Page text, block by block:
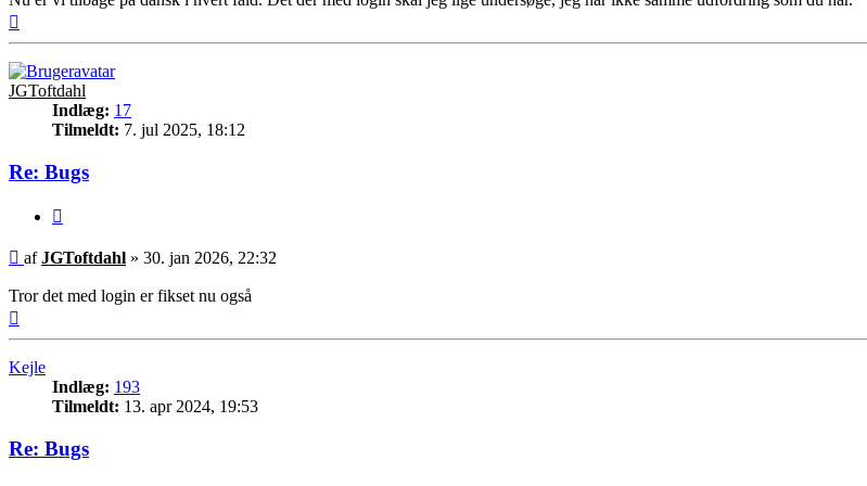
JGToftdahl
Indlæg: 17
Tilmeldt: 7. jul 2025, 18:12
Re: Bugs
Indlæg
afJGToftdahl » 30. jan 2026, 22:32
Tror det med login er fikset nu også
Kejle
Indlæg: 193
Tilmeldt: 13. apr 2024, 19:53
Re: Bugs